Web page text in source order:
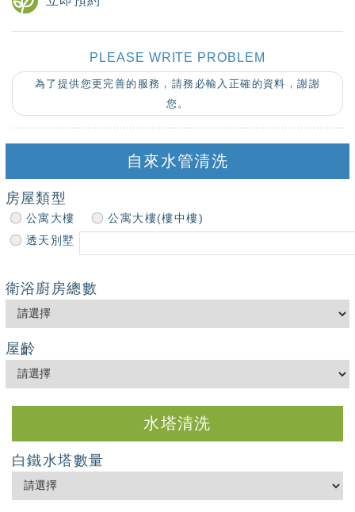
PLEASE WRITE PROBLEM
為了提供您更完善的服務，請務必輸入正確的資料，謝謝
您。
自來水管清洗
房屋類型
公寓大樓
公寓大樓(樓中樓)
透天別墅
衛浴廚房總數
屋齡
水塔清洗
白鐵水塔數量